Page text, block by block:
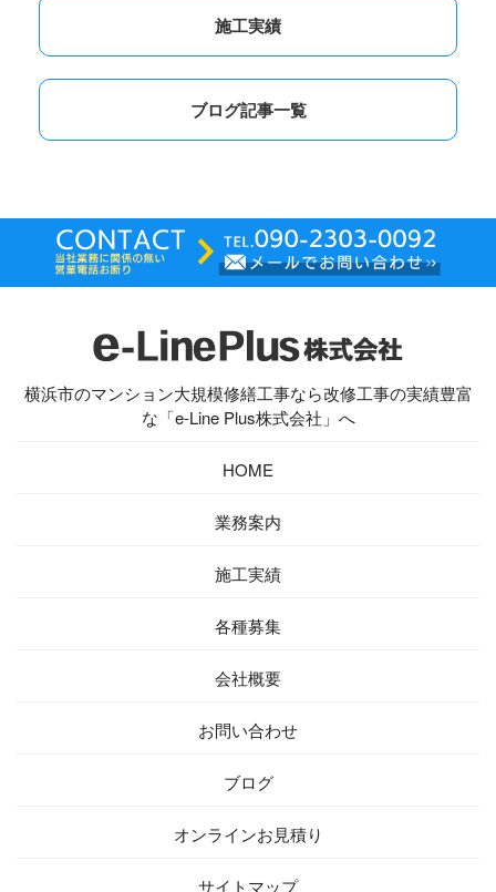
施工実績
ブログ記事一覧
横浜市のマンション大規模修繕工事なら改修工事の実績豊富
な「e-Line Plus株式会社」へ
HOME
業務案内
施工実績
各種募集
会社概要
お問い合わせ
ブログ
オンラインお見積り
サイトマップ